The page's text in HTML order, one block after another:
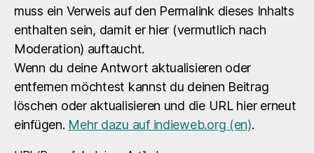
muss ein Verweis auf den Permalink dieses Inhalts
enthalten sein, damit er hier (vermutlich nach
Moderation) auftaucht.
Wenn du deine Antwort aktualisieren oder
entfernen möchtest kannst du deinen Beitrag
löschen oder aktualisieren und die URL hier erneut
einfügen. Mehr dazu auf indieweb.org (en).